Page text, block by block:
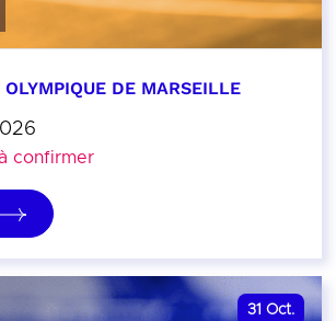
DE MARSEILLE
confirmer
31 Oct.